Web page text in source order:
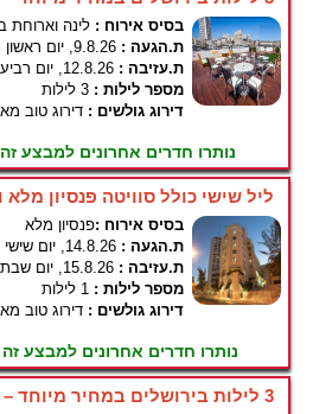
בסיס אירוח : לינה וארוחת
ת.הגעה : 9.8.26, יום ראשון
ת.עזיבה : 12.8.26, יום רביעי
מספר לילות : 3 לילות
דירוג גולשים : דירוג טוב
נותרו חדרים אחרונים למבצע
ליל שישי כולל סוויטה פנסיון מלא
בסיס אירוח :פנסיון מלא
ת.הגעה : 14.8.26, יום שישי
ת.עזיבה : 15.8.26, יום שבת
מספר לילות : 1 לילות
דירוג גולשים : דירוג טוב
נותרו חדרים אחרונים למבצע
3 לילות בירושלים במחיר מיוחד – כולל ארוחת בוקר